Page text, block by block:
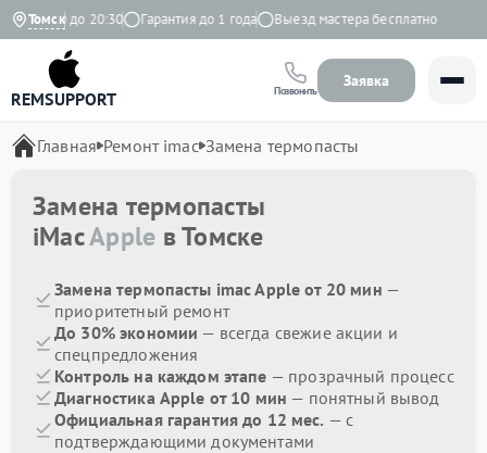
Томск
с 9:00 до 20:30 Гарантия до 1 года Выезд мастера бесплатно
REMSUPPORT Позвонить
Заявка
Главная Ремонт imac Замена термопасты
Замена термопасты
iMacApple в Томске
Замена термопасты imac Apple от 20 мин —
приоритетный ремонт
До 30% экономии — всегда свежие акции и
спецпредложения
Контроль на каждом этапе — прозрачный процесс
Диагностика Apple от 10 мин — понятный вывод
Официальная гарантия до 12 мес. — с
подтверждающими документами